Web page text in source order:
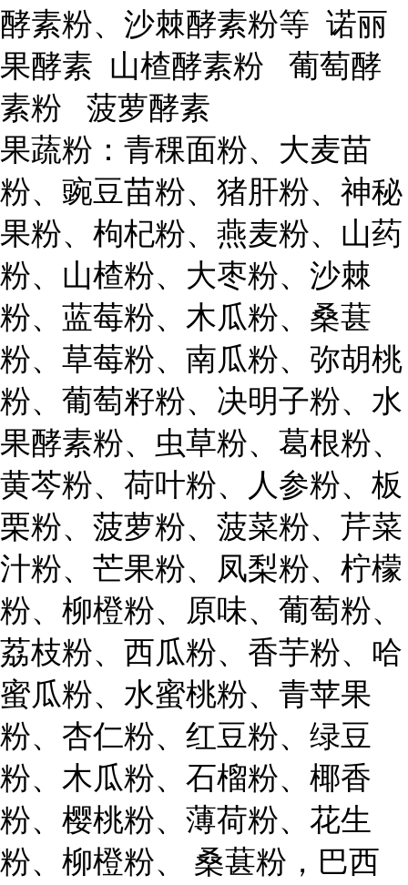
酵素粉、沙棘酵素粉等 诺丽
果酵素 山楂酵素粉 葡萄酵
素粉 菠萝酵素
果蔬粉：青稞面粉、大麦苗
粉、豌豆苗粉、猪肝粉、神秘
果粉、枸杞粉、燕麦粉、山药
粉、山楂粉、大枣粉、沙棘
粉、蓝莓粉、木瓜粉、桑葚
粉、草莓粉、南瓜粉、弥胡桃
粉、葡萄籽粉、决明子粉、水
果酵素粉、虫草粉、葛根粉、
黄芩粉、荷叶粉、人参粉、板
栗粉、菠萝粉、菠菜粉、芹菜
汁粉、芒果粉、凤梨粉、柠檬
粉、柳橙粉、原味、葡萄粉、
荔枝粉、西瓜粉、香芋粉、哈
蜜瓜粉、水蜜桃粉、青苹果
粉、杏仁粉、红豆粉、绿豆
粉、木瓜粉、石榴粉、椰香
粉、樱桃粉、薄荷粉、花生
粉、柳橙粉、 桑葚粉，巴西